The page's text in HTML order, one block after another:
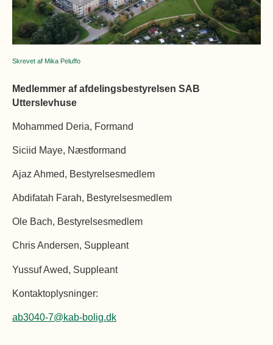
Fælleslokaler
Dokumenter
Øvrige
Skrevet af Mika Peluffo
Medlemmer af afdelingsbestyrelsen SAB
Utterslevhuse
Mohammed Deria, Formand
Siciid Maye, Næstformand
Ajaz Ahmed, Bestyrelsesmedlem
Abdifatah Farah, Bestyrelsesmedlem
Ole Bach, Bestyrelsesmedlem
Chris Andersen, Suppleant
Yussuf Awed, Suppleant
Kontaktoplysninger:
ab3040-7@kab-bolig.dk